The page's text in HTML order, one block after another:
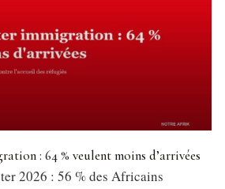
: 64 % veulent moins d’arrivées
2026 : 56 % des Africains